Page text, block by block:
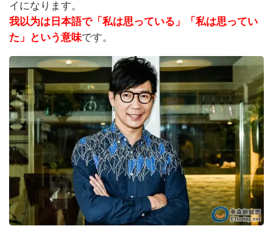
イになります。
我以为は日本語で「私は思っている」「私は思ってい
た」という意味です。